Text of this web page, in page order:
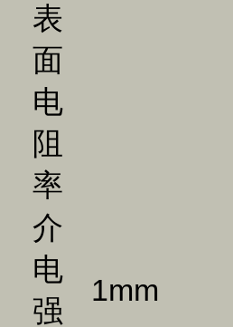
表
面
电
阻
率
介
电
强
1mm